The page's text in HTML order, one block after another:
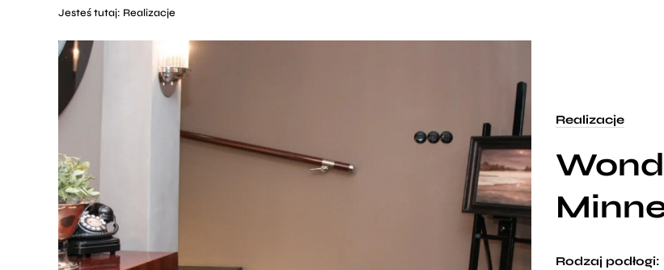
Jesteś tutaj: Realizacje
Realizacje
Rodzaj podłogi: